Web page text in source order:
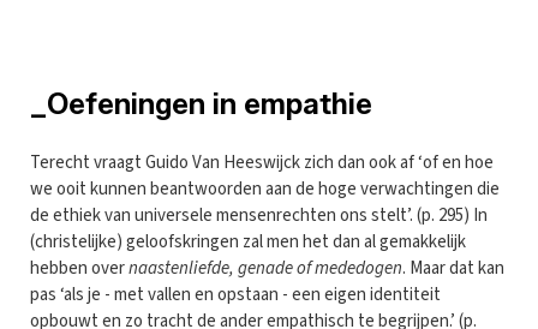
_Oefeningen in empathie
Terecht vraagt Guido Van Heeswijck zich dan ook af ‘of en hoe
we ooit kunnen beantwoorden aan de hoge verwachtingen die
de ethiek van universele mensenrechten ons stelt’. (p. 295) In
(christelijke) geloofskringen zal men het dan al gemakkelijk
hebben overnaastenliefde, genade of mededogen. Maar dat kan
pas ‘als je - met vallen en opstaan - een eigen identiteit
opbouwt en zo tracht de ander empathisch te begrijpen.’ (p.